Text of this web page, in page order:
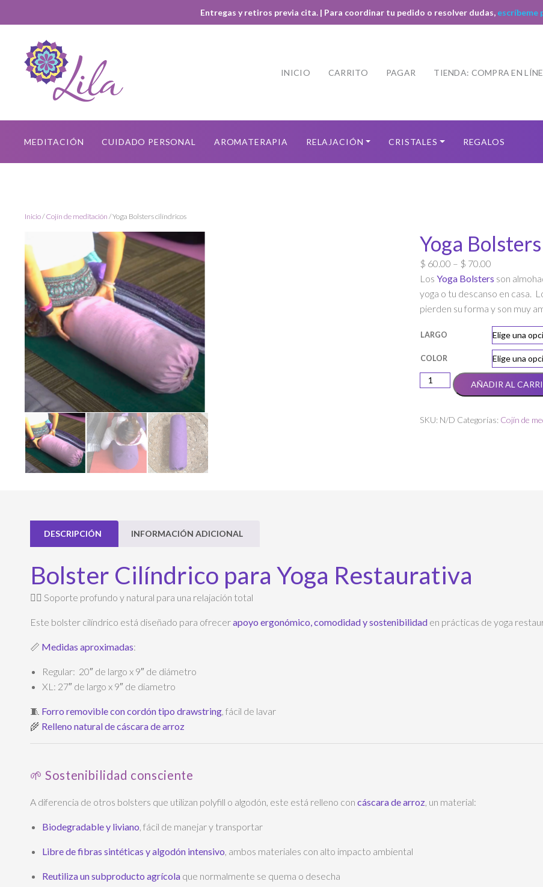
Entregas y retiros previa cita. | Para coordinar tu pedido o resolver dudas, escríbeme
INICIO CARRITO PAGAR TIENDA: COMPRA EN
MEDITACIÓN CUIDADO PERSONAL AROMATERAPIA RELAJACIÓN CRISTALES REGALOS
Inicio/Cojín de meditación / Yoga Bolsters cilíndricos
Yoga
$ 60.00 – $ 70.00
LosYoga Bolsters son
yoga o tu descanso en casa.
pierden su forma y son muy
LARGO
COLOR
Yoga
Bolsters
cantidad
AÑADIR AL
SKU: N/D Categorías: Cojín de
DESCRIPCIÓN INFORMACIÓN ADICIONAL
Bolster Cilíndrico para Yoga Restaurativa
🧘‍♀️ Soporte profundo y natural para una relajación total
Este bolster cilíndrico está diseñado para ofrecerapoyo ergonómico, comodidad y sostenibilidad en prácticas de yoga
📏 Medidas aproximadas:
Regular: 20″ de largo x 9″ de diámetro
XL: 27″ de largo x 9″ de diametro
🧵 Forro removible con cordón tipo drawstring, fácil de lavar
🌾 Relleno natural de cáscara de arroz
🌱 Sostenibilidad consciente
A diferencia de otros bolsters que utilizan polyfill o algodón, este está relleno con cáscara de arroz, un material:
Biodegradable y liviano, fácil de manejar y transportar
Libre de fibras sintéticas y algodón intensivo, ambos materiales con alto impacto ambiental
Reutiliza un subproducto agrícola que normalmente se quema o desecha